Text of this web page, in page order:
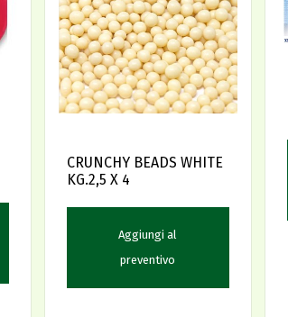
CRUNCHY BEADS WHITE
KG.2,5 X 4
Aggiungi al
preventivo